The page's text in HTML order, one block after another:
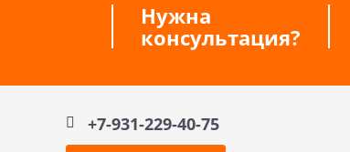
Нужна
консультация?
+7-931-229-40-75